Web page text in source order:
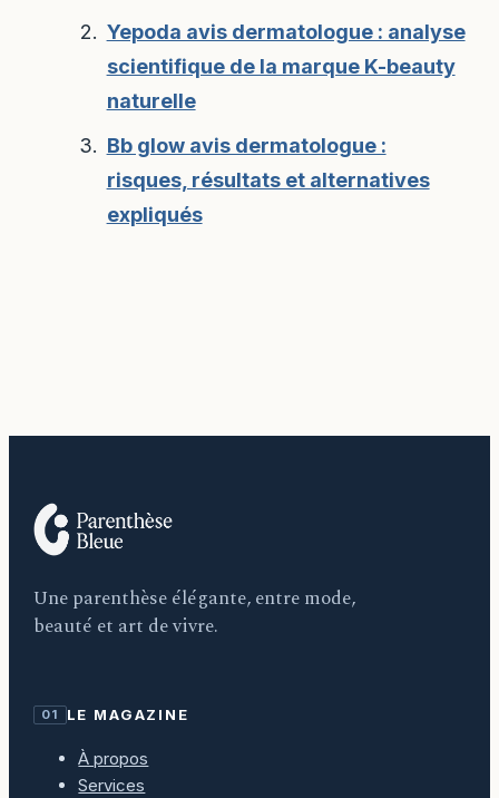
Yepoda avis dermatologue : analyse
scientifique de la marque K-beauty
naturelle
Bb glow avis dermatologue :
risques, résultats et alternatives
expliqués
Une parenthèse élégante, entre mode,
beauté et art de vivre.
01 LE MAGAZINE
À propos
Services